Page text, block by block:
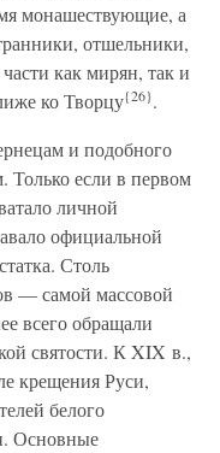
монашествующие, а
отшельники,
как мирян, так и
ко Творцу{26}.
и подобного
Только если в первом
личной
официальной
Столь
— самой массовой
всего обращали
святости. К XIX в.,
крещения Руси,
белого
Основные